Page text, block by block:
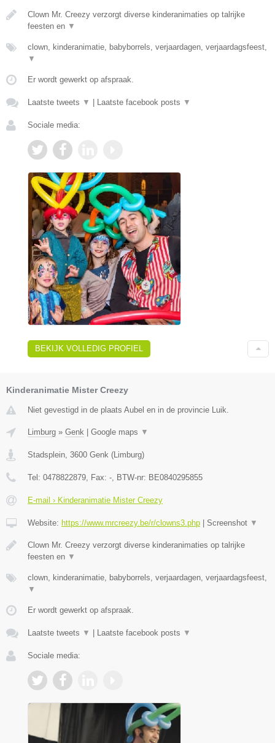
Clown Mr. Creezy verzorgt diverse kinderanimaties op talrijke
feesten en ▼
clown, kinderanimatie, babyborrels, verjaardagen, verjaardagsfeest,
▼
Er wordt gewerkt op afspraak.
Laatste tweets ▼ Laatste facebook posts ▼
Sociale media:
BEKIJK VOLLEDIG PROFIEL
Kinderanimatie Mister Creezy
Niet gevestigd in de plaats Aubel en in de provincie Luik.
Limburg » Genk Google maps ▼
Stadsplein, 3600 Genk (Limburg)
Tel: 0478822879, Fax: -, BTW-nr: BE0840295855
E-mail › Kinderanimatie Mister Creezy
Website: https://www.mrcreezy.be/r/clowns3.php Screenshot ▼
Clown Mr. Creezy verzorgt diverse kinderanimaties op talrijke
feesten en ▼
clown, kinderanimatie, babyborrels, verjaardagen, verjaardagsfeest,
▼
Er wordt gewerkt op afspraak.
Laatste tweets ▼ Laatste facebook posts ▼
Sociale media: